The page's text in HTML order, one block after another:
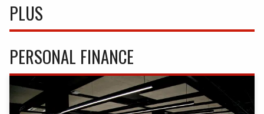
PLUS
PERSONAL FINANCE